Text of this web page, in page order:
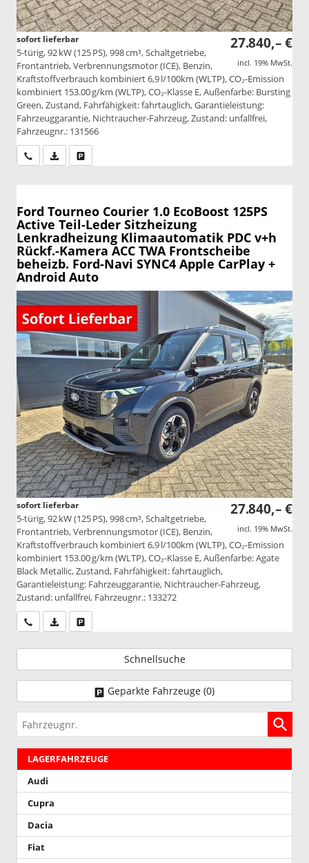
27.840,– €
incl. 19% MwSt.
sofort lieferbar
5-türig, 92 kW (125 PS), 998 cm³, Schaltgetriebe,
Frontantrieb, Verbrennungsmotor (ICE), Benzin,
Kraftstoffverbrauch kombiniert 6,9 l/100km (WLTP), CO₂-Emission
kombiniert 153.00 g/km (WLTP), CO₂-Klasse E, Außenfarbe: Bursting
Green, Zustand, Fahrfähigkeit: fahrtauglich, Garantieleistung:
Fahrzeuggarantie, Nichtraucher-Fahrzeug, Zustand: unfallfrei,
Fahrzeugnr.: 131566
Wir rufen Sie anPDF-Datei, Fahrzeugexposé drucken
Ford Tourneo Courier 1.0 EcoBoost 125PS
Active Teil-Leder Sitzheizung
Lenkradheizung Klimaautomatik PDC v+h
Rückf.-Kamera ACC TWA Frontscheibe
beheizb. Ford-Navi SYNC4 Apple CarPlay +
Android Auto
27.840,– €
incl. 19% MwSt.
sofort lieferbar
5-türig, 92 kW (125 PS), 998 cm³, Schaltgetriebe,
Frontantrieb, Verbrennungsmotor (ICE), Benzin,
Kraftstoffverbrauch kombiniert 6,9 l/100km (WLTP), CO₂-Emission
kombiniert 153.00 g/km (WLTP), CO₂-Klasse E, Außenfarbe: Agate
Black Metallic, Zustand, Fahrfähigkeit: fahrtauglich,
Garantieleistung: Fahrzeuggarantie, Nichtraucher-Fahrzeug,
Zustand: unfallfrei, Fahrzeugnr.: 133272
Wir rufen Sie anPDF-Datei, Fahrzeugexposé drucken
Schnellsuche
Geparkte Fahrzeuge (0)
Fahrzeugnr.
LAGERFAHRZEUGE
Audi
Cupra
Dacia
Fiat